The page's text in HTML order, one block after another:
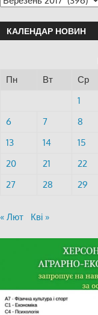
КАЛЕНДАР НОВИН
Пн
Вт Ср
1
6
7 8
13
14 15
20
21 22
27
28 29
« Лют Кві »